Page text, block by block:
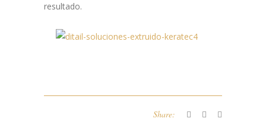
resultado.
Share: